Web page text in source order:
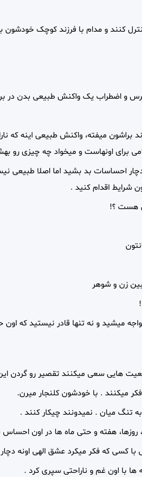
کنند و مدام با فرزند کوچک
و اضطراب یک واکنش طبیعی بدن در
براشون میفته، واکنش طبیعی اینه
برای اونهاست و میخواد چه چیزی رو
دچار احساسات بد بشید اما اصلا
شرایط اقدام کنید .
هست ؟!
زن و شوهر
میشید و نه تنها قادر نیستید که
هایی سعی میکنند تقصیر رو گردن این
میکنند . با خودشون کلنجار میرن.
تنگ میان . نمیدونند چیکار کنند .
هفته و حتی ماه ها در اون احساس
با کسی که فکر میکرد عشق الهی اونه
با اون غم و ناراحتی سپری کرد .